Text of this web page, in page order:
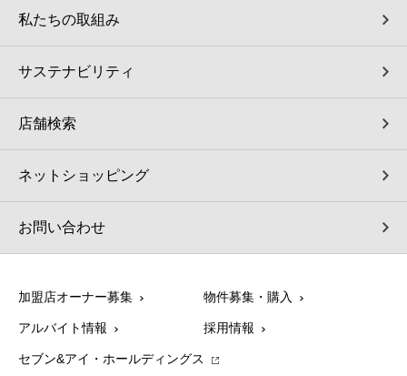
私たちの取組み
サステナビリティ
店舗検索
ネットショッピング
お問い合わせ
加盟店オーナー募集 物件募集・購入
アルバイト情報 採用情報
セブン&アイ・ホールディングス